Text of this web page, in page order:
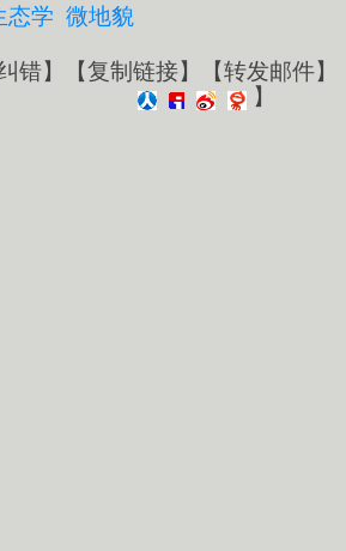
态学 微地貌
错】【复制链接】【转发邮件】
】